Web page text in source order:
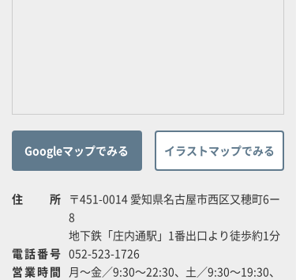
Googleマップでみる イラストマップでみる
住所 〒451-0014 愛知県名古屋市西区又穂町6ー
8
地下鉄「庄内通駅」1番出口より徒歩約1分
電話番号 052-523-1726
営業時間 月～金／9:30～22:30、土／9:30～19:30、